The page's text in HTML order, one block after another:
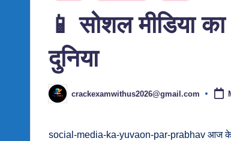
📱 सोशल मीडिया
दुनिया
Postedcrackexamwithus2026@gmail.com
social-media-ka-yuvaon-par-prabhav आज के